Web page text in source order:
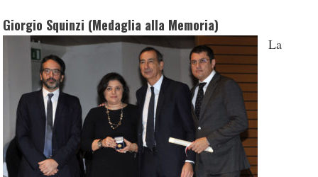
Giorgio Squinzi (Medaglia alla Memoria)
La